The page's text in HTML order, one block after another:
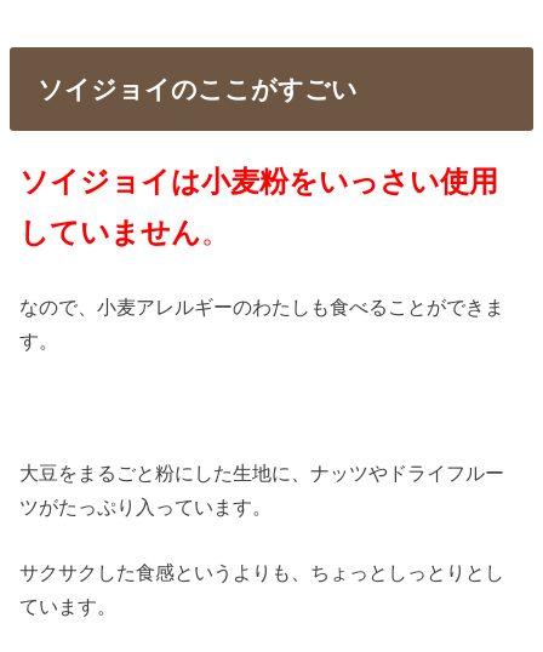
ソイジョイのここがすごい
ソイジョイは小麦粉をいっさい使用
していません。
なので、小麦アレルギーのわたしも食べることができま
す。
大豆をまるごと粉にした生地に、ナッツやドライフルー
ツがたっぷり入っています。
サクサクした食感というよりも、ちょっとしっとりとし
ています。